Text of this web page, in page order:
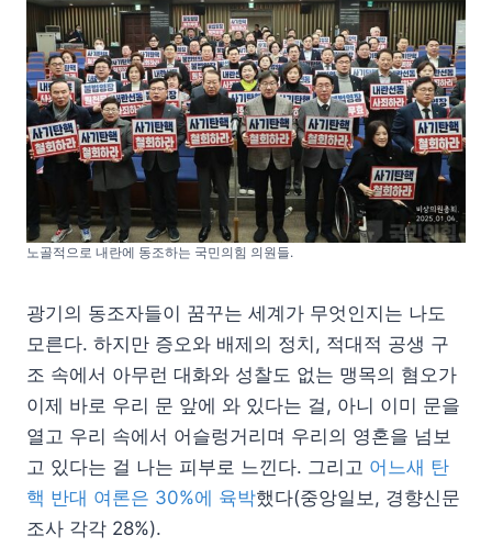
노골적으로 내란에 동조하는 국민의힘 의원들.
광기의 동조자들이 꿈꾸는 세계가 무엇인지는 나도
모른다. 하지만 증오와 배제의 정치, 적대적 공생 구
조 속에서 아무런 대화와 성찰도 없는 맹목의 혐오가
이제 바로 우리 문 앞에 와 있다는 걸, 아니 이미 문을
열고 우리 속에서 어슬렁거리며 우리의 영혼을 넘보
고 있다는 걸 나는 피부로 느낀다. 그리고 어느새 탄
핵 반대 여론은 30%에 육박했다(중앙일보, 경향신문
조사 각각 28%).